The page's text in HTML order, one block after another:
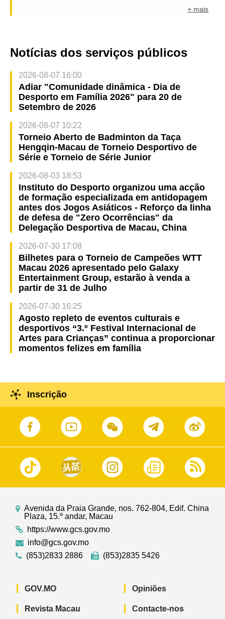
+ mais
Notícias dos serviços públicos
2026-08-07 16:00
Adiar "Comunidade dinâmica - Dia de
Desporto em Família 2026" para 20 de
Setembro de 2026
2026-08-07 10:22
Torneio Aberto de Badminton da Taça
Hengqin-Macau de Torneio Desportivo de
Série e Torneio de Série Junior
2026-08-03 18:53
Instituto do Desporto organizou uma acção
de formação especializada em antidopagem
antes dos Jogos Asiáticos - Reforço da linha
de defesa de "Zero Ocorrências" da
Delegação Desportiva de Macau, China
2026-07-30 17:08
Bilhetes para o Torneio de Campeões WTT
Macau 2026 apresentado pelo Galaxy
Entertainment Group, estarão à venda a
partir de 31 de Julho
2026-07-30 16:25
Agosto repleto de eventos culturais e
desportivos “3.º Festival Internacional de
Artes para Crianças” continua a proporcionar
momentos felizes em família
Inscrição
Avenida da Praia Grande, nos. 762-804, Edif. China
Plaza, 15.º andar, Macau
https://www.gcs.gov.mo
info@gcs.gov.mo
(853)2833 2886
(853)2835 5426
GOV.MO
Revista Macau
Opiniões
Contacte-nos